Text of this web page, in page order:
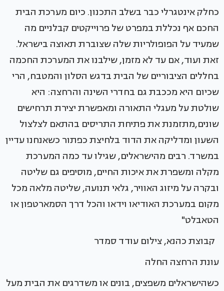
כחלק אינטגרלי כבר בשלב התכנון. כיום מערכת הבית
החכם אף נכללת במפרט של פרוייקטים קבלניים מה
שמעיד על הפופולריות שלה שצוברת תאוצה בישראל.
זאת ועוד, אם עד לא מזמן, שילבנו את המערכת החכמה
בחללים הציבוריים של הבית בדגש הסלון והמטבח, הרי
שכיום היא מככבת גם בחדרי השינה והרחצה: היא
שולטת על מעגלי התאורה ומאפשרת יצירת תרחישים
שונים,מתזמנת את פתיחת התריסים בהתאם לצלצול
השעון ומדליקה את הדוד בלחיצת כפתור כשאנחנו עדיין
במשרד. רבים מהישראלים, שגילו עד כמה המערכת
מקלה ומשפרת את איכות החיים, מוסיפים גם שליטה
ובקרה על מיזוג האוויר, גלאי תנועה, שליטה מלאה מכל
מקום במערכת האודיאו וידאו והכל דרך הסמארטפון או
הטאבלט"
קבוצת כהנא, צילום עודד סמדר
עונת הרחצה החלה
כשהישראלים משפצים, בונים או משדרגים את הבית מעל